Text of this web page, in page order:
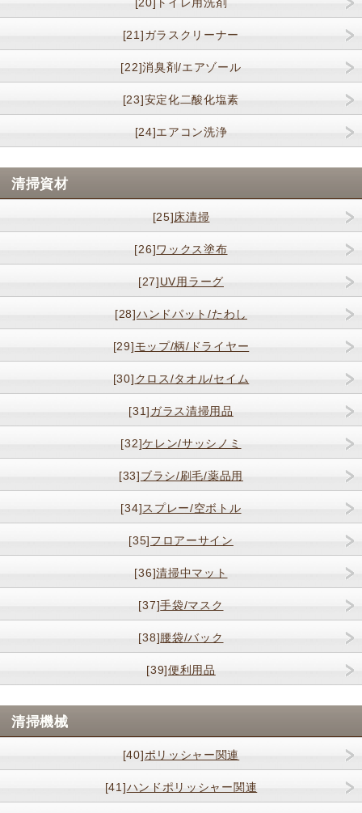
[21]ガラスクリーナー
[22]消臭剤/エアゾール
[23]安定化二酸化塩素
[24]エアコン洗浄
清掃資材
[25]床清掃
[26]ワックス塗布
[27]UV用ラーグ
[28]ハンドパット/たわし
[29]モップ/柄/ドライヤー
[30]クロス/タオル/セイム
[31]ガラス清掃用品
[32]ケレン/サッシノミ
[33]ブラシ/刷毛/薬品用
[34]スプレー/空ボトル
[35]フロアーサイン
[36]清掃中マット
[37]手袋/マスク
[38]腰袋/バック
[39]便利用品
清掃機械
[40]ポリッシャー関連
[41]ハンドポリッシャー関連